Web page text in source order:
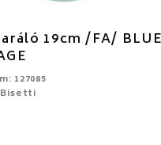
19cm /FA/ BLUE
127085